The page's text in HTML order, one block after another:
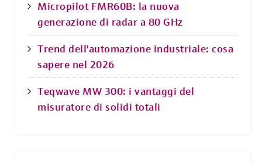
Micropilot FMR60B: la nuova
generazione di radar a 80 GHz
Trend dell'automazione industriale: cosa
sapere nel 2026
Teqwave MW 300: i vantaggi del
misuratore di solidi totali